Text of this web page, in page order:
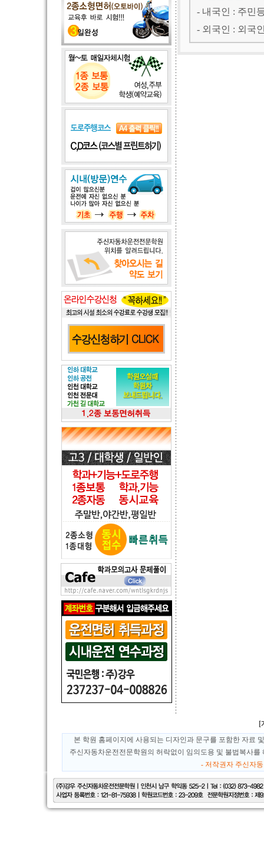
- 내국인 : 주민
- 외국인 : 외국
[
본 학원 홈페이지에 사용되는 디자인과 문구를 포함한 자료
주신자동차운전전문학원의 허락없이 임의도용 및 불법복사
- 저작권자 주신자동